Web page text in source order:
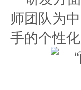
师团队为
手的个性